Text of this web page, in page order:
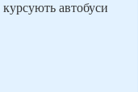
автобуси